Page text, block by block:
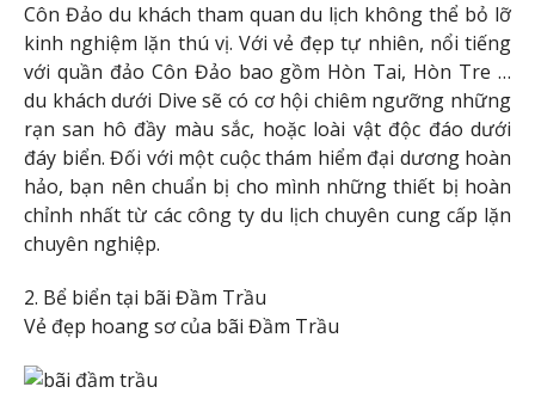
Côn Đảo du khách tham quan du lịch không thể bỏ lỡ
kinh nghiệm lặn thú vị. Với vẻ đẹp tự nhiên, nổi tiếng
với quần đảo Côn Đảo bao gồm Hòn Tai, Hòn Tre …
du khách dưới Dive sẽ có cơ hội chiêm ngưỡng những
rạn san hô đầy màu sắc, hoặc loài vật độc đáo dưới
đáy biển. Đối với một cuộc thám hiểm đại dương hoàn
hảo, bạn nên chuẩn bị cho mình những thiết bị hoàn
chỉnh nhất từ ​​các công ty du lịch chuyên cung cấp lặn
chuyên nghiệp.
2. Bể biển tại bãi Đầm Trầu
Vẻ đẹp hoang sơ của bãi Đầm Trầu